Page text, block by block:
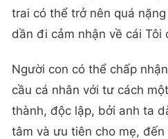
trai có thể trở nên quá
dần đi cảm nhận về cái Tôi
Người con có thể chấp
cầu cá nhân với tư cách
thành, độc lập, bởi anh ta
tâm và ưu tiên cho mẹ,